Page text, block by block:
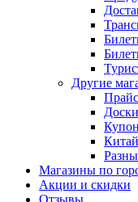
Другие
Магазины по
Акции и скидки
Отзывы